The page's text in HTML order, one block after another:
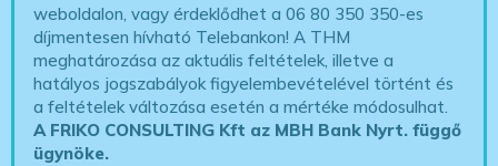
weboldalon, vagy érdeklődhet a 06 80 350 350-es
díjmentesen hívható Telebankon! A THM
meghatározása az aktuális feltételek, illetve a
hatályos jogszabályok figyelembevételével történt és
a feltételek változása esetén a mértéke módosulhat.
A FRIKO CONSULTING Kft az MBH Bank Nyrt. függő
ügynöke.